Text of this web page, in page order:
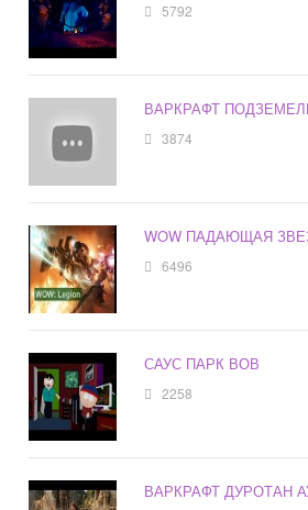
5792
ВАРКРАФТ
3874
WOW ПАДАЮЩАЯ
6496
САУС ПАРК ВОВ
2258
ВАРКРАФТ ДУРОТАН